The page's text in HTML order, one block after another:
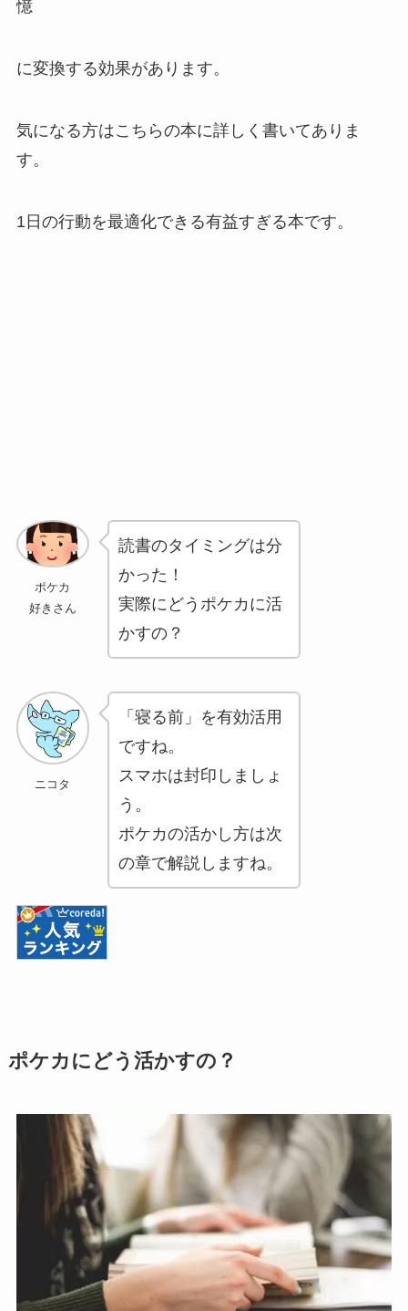
憶
に変換する効果があります。
気になる方はこちらの本に詳しく書いてありま
す。
1日の行動を最適化できる有益すぎる本です。
ポケカ
好きさん
読書のタイミングは分
かった！
実際にどうポケカに活
かすの？
ニコタ
「寝る前」を有効活用
ですね。
スマホは封印しましょ
う。
ポケカの活かし方は次
の章で解説しますね。
ポケカにどう活かすの？